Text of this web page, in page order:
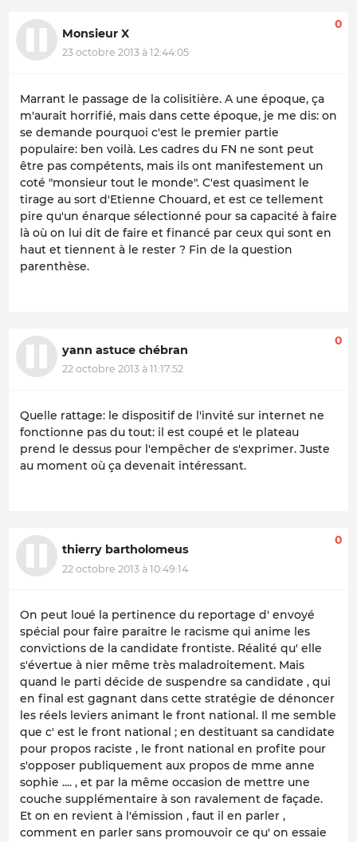
Monsieur X
23 octobre 2013 à 12:44:05
0
Marrant le passage de la colisitière. A une époque, ça
m'aurait horrifié, mais dans cette époque, je me dis: on
se demande pourquoi c'est le premier partie
populaire: ben voilà. Les cadres du FN ne sont peut
être pas compétents, mais ils ont manifestement un
coté "monsieur tout le monde". C'est quasiment le
tirage au sort d'Etienne Chouard, et est ce tellement
pire qu'un énarque sélectionné pour sa capacité à faire
là où on lui dit de faire et financé par ceux qui sont en
haut et tiennent à le rester ? Fin de la question
parenthèse.
yann astuce chébran
22 octobre 2013 à 11:17:52
0
Quelle rattage: le dispositif de l'invité sur internet ne
fonctionne pas du tout: il est coupé et le plateau
prend le dessus pour l'empêcher de s'exprimer. Juste
au moment où ça devenait intéressant.
thierry bartholomeus
22 octobre 2013 à 10:49:14
0
On peut loué la pertinence du reportage d' envoyé
spécial pour faire paraitre le racisme qui anime les
convictions de la candidate frontiste. Réalité qu' elle
s'évertue à nier même très maladroitement. Mais
quand le parti décide de suspendre sa candidate , qui
en final est gagnant dans cette stratégie de dénoncer
les réels leviers animant le front national. Il me semble
que c' est le front national ; en destituant sa candidate
pour propos raciste , le front national en profite pour
s'opposer publiquement aux propos de mme anne
sophie .... , et par la même occasion de mettre une
couche supplémentaire à son ravalement de façade.
Et on en revient à l'émission , faut il en parler ,
comment en parler sans promouvoir ce qu' on essaie